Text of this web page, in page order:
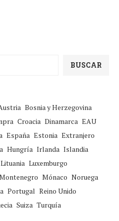
BUSCAR
Bosnia y Herzegovina
Croacia Dinamarca EAU
España Estonia Extranjero
Hungría Irlanda Islandia
Lituania Luxemburgo
Mónaco Noruega
Portugal Reino Unido
Suiza Turquía